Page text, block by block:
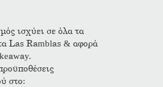
ισχύει σε όλα τα
Las Ramblas & αφορά
στο: